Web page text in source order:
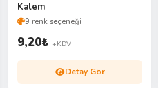
Kalem
9 renk seçeneği
9,20₺ +KDV
Detay Gör